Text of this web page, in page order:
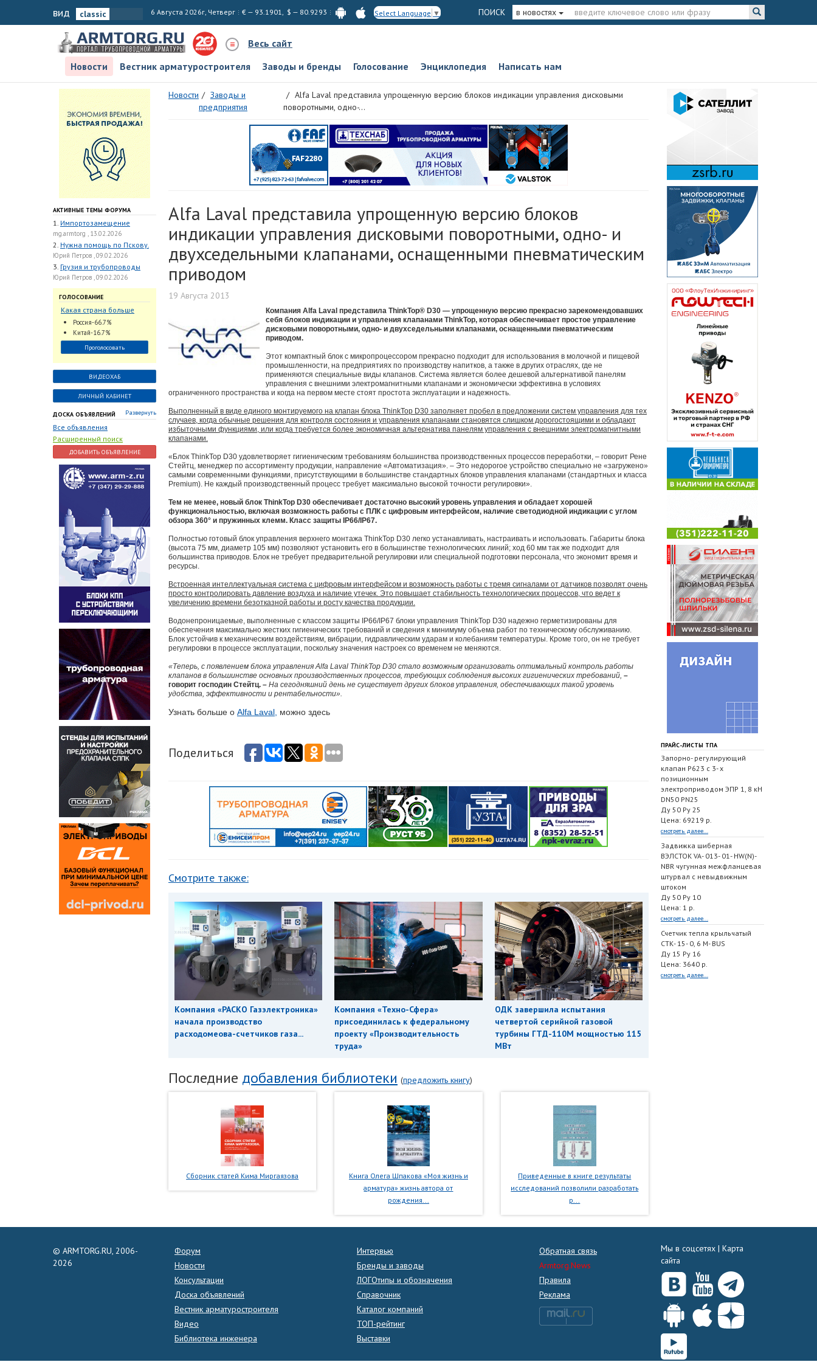
вид 6 Августа 2026г, Четверг € — 93.1901, $ — 80.9293 Select Language ▼ ПОИСК в новостях
Весь сайт
Новости
Вестник арматуростроителя Заводы и бренды Голосование Энциклопедия Написать нам
АКТИВНЫЕ ТЕМЫ ФОРУМА
1. Импортозамещение
mg.armtorg , 13.02.2026
2. Нужна помощь по Пскову.
Юрий Петров , 09.02.2026
3. Грузия и трубопроводы
Юрий Петров , 09.02.2026
ГОЛОСОВАНИЕ
Какая страна больше
всего поставляет
трубопроводную
арматуру в химическую
отрасль?
Россия-66.7%
Китай-16.7%
Проголосовать
ВИДЕОХАБ
ЛИЧНЫЙ КАБИНЕТ
ДОСКА ОБЪЯВЛЕНИЙ Развернуть
Все объявления
Расширенный поиск
ДОБАВИТЬ ОБЪЯВЛЕНИЕ
Новости
Заводы и
предприятия
Alfa Laval представила упрощенную версию блоков индикации управления дисковыми
поворотными, одно-...
Alfa Laval представила упрощенную версию блоков
индикации управления дисковыми поворотными, одно- и
двухседельными клапанами, оснащенными пневматическим
приводом
19 Августа 2013
Компания Alfa Laval представила ThinkTop® D30 — упрощенную версию прекрасно зарекомендовавших
себя блоков индикации и управления клапанами ThinkTop, которая обеспечивает простое управление
дисковыми поворотными, одно- и двухседельными клапанами, оснащенными пневматическим
приводом.
Этот компактный блок с микропроцессором прекрасно подходит для использования в молочной и пищевой
промышленности, на предприятиях по производству напитков, а также в других отраслях, где не
применяются специальные виды клапанов. Система является более дешевой альтернативой панелям
управления с внешними электромагнитными клапанами и экономически эффективна в условиях
ограниченного пространства и когда на первом месте стоят простота эксплуатации и надежность.
Выполненный в виде единого монтируемого на клапан блока ThinkTop D30 заполняет пробел в предложении систем управления для тех
случаев, когда обычные решения для контроля состояния и управления клапанами становятся слишком дорогостоящими и обладают
избыточными функциями, или когда требуется более экономичная альтернатива панелям управления с внешними электромагнитными
клапанами.
«Блок ThinkTop D30 удовлетворяет гигиеническим требованиям большинства производственных процессов переработки, – говорит Рене
Стейтц, менеджер по ассортименту продукции, направление «Автоматизация». – Это недорогое устройство специально не «загружено»
самыми современными функциями, присутствующими в большинстве стандартных блоков управления клапанами (стандартных и класса
Premium). Не каждый производственный процесс требует максимально высокой точности регулировки».
Тем не менее, новый блок ThinkTop D30 обеспечивает достаточно высокий уровень управления и обладает хорошей
функциональностью, включая возможность работы с ПЛК с цифровым интерфейсом, наличие светодиодной индикации с углом
обзора 360° и пружинных клемм. Класс защиты IP66/IP67.
Полностью готовый блок управления верхнего монтажа ThinkTop D30 легко устанавливать, настраивать и использовать. Габариты блока
(высота 75 мм, диаметр 105 мм) позволяют установить его в большинстве технологических линий; ход 60 мм так же подходит для
большинства приводов. Блок не требует предварительной регулировки или специальной подготовки персонала, что экономит время и
ресурсы.
Встроенная интеллектуальная система с цифровым интерфейсом и возможность работы с тремя сигналами от датчиков позволят очень
просто контролировать давление воздуха и наличие утечек. Это повышает стабильность технологических процессов, что ведет к
увеличению времени безотказной работы и росту качества продукции.
Водонепроницаемые, выполненные с классом защиты IP66/IP67 блоки управления ThinkTop D30 надежно герметизированы для
обеспечения максимально жестких гигиенических требований и сведения к минимуму объема работ по техническому обслуживанию.
Блок устойчив к механическим воздействиям, вибрации, гидравлическим ударам и колебаниям температуры. Кроме того, он не требует
регулировки в процессе эксплуатации, поскольку значения настроек со временем не меняются.
«Теперь, с появлением блока управления Alfa Laval ThinkTop D30 стало возможным организовать оптимальный контроль работы
клапанов в большинстве основных производственных процессов, требующих соблюдения высоких гигиенических требований, –
говорит господин Стейтц. – На сегодняшний день не существует других блоков управления, обеспечивающих такой уровень
удобства, эффективности и рентабельности».
Узнать больше о Alfa Laval, можно здесь
Поделиться
Смотрите также:
Компания «РАСКО Газэлектроника»
начала производство
расходомеова-счетчиков газа...
Компания «Техно-Сфера»
присоединилась к федеральному
проекту «Производительность
труда»
ОДК завершила испытания
четвертой серийной газовой
турбины ГТД-110М мощностью 115
МВт
Последние добавления библиотеки (предложить книгу)
Сборник статей Кима Миргаязова
Книга Олега Шпакова «Моя жизнь и
арматура» жизнь автора от
рождения...
Приведенные в книге результаты
исследований позволили разработать
р...
ПРАЙС-ЛИСТЫ ТПА
Запорно- регулирующий
клапан Р623 с 3- х
позиционным
электроприводом ЭПР 1, 8 кН
DN50 PN25
Ду 50 Ру 25
Цена: 69219 р.
смотреть далее...
Задвижка шиберная
ВЭЛСТОК VA- 013- 01- HW(N)-
NBR чугунная межфланцевая
штурвал с невыдвижным
штоком
Ду 50 Ру 10
Цена: 1 р.
смотреть далее...
Счетчик тепла крыльчатый
СТК- 15- 0, 6 M- BUS
Ду 15 Ру 16
Цена: 3640 р.
смотреть далее...
© ARMTORG.RU, 2006-
2026
Форум
Новости
Консультации
Доска объявлений
Вестник арматуростроителя
Видео
Библиотека инженера
Интервью
Бренды и заводы
ЛОГОтипы и обозначения
Справочник
Каталог компаний
ТОП-рейтинг
Выставки
Обратная связь
Armtorg.News
Правила
Реклама
Мы в соцсетях | Карта
сайта